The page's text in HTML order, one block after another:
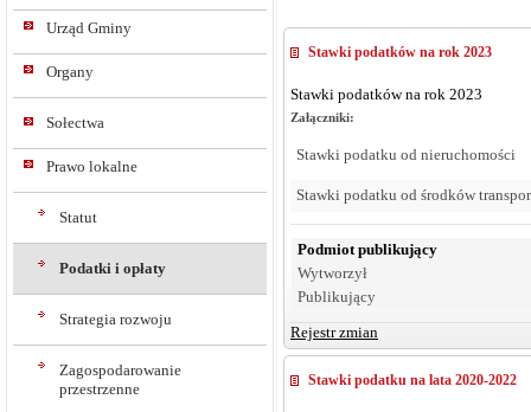
Urząd Gminy
Organy
Sołectwa
Prawo lokalne
Statut
Podatki i opłaty
Strategia rozwoju
Zagospodarowanie
przestrzenne
Stawki podatków na rok 2023
Stawki podatków na rok 2023
Załączniki:
Stawki podatku od nieruchomości
Stawki podatku od środków
Podmiot publikujący
Wytworzył
Publikujący
Rejestr zmian
Stawki podatku na lata 2020-2022